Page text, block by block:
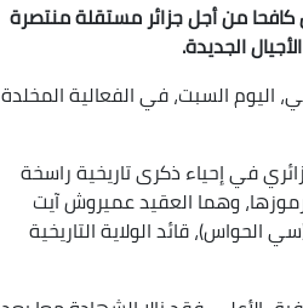
من أجل جزائر مستقلة منتصرة
الجديدة.
اليوم السبت، في الفعالية المخلدة
في إحياء ذكرى تاريخية راسخة
وهما العقيد عميروش آيت
الحواس)، قائد الولاية التاريخية